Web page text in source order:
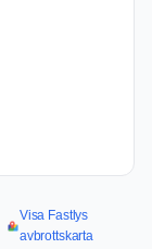
Visa Fastlys
avbrottskarta